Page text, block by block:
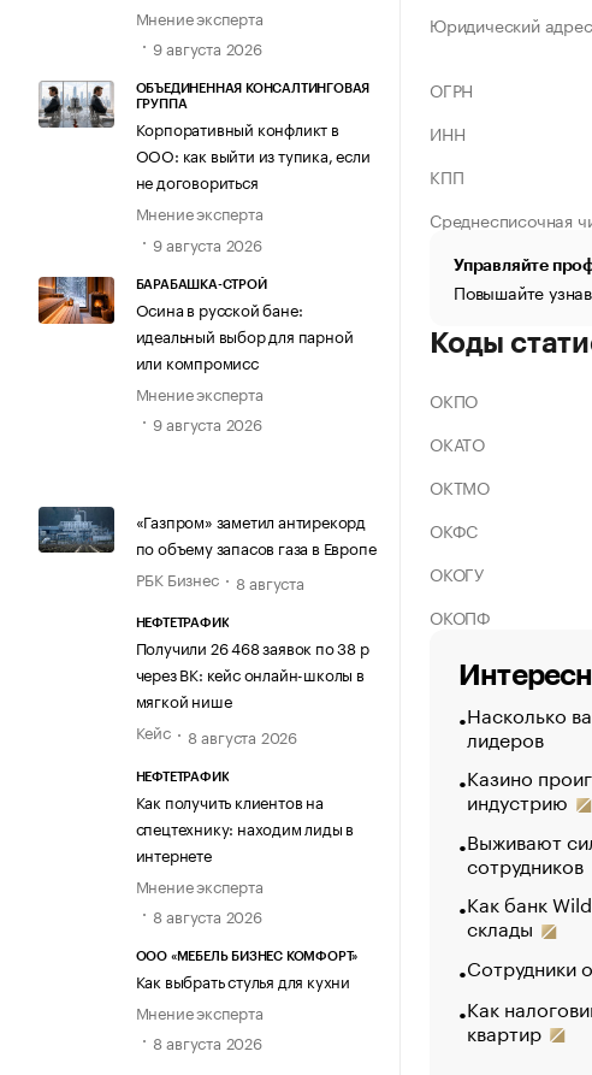
Мнение эксперта
9 августа 2026
ОБЪЕДИНЕННАЯ КОНСАЛТИНГОВАЯ
ГРУППА
Корпоративный конфликт в
ООО: как выйти из тупика, если
не договориться
Мнение эксперта
9 августа 2026
БАРАБАШКА-СТРОЙ
Осина в русской бане:
идеальный выбор для парной
или компромисс
Мнение эксперта
9 августа 2026
«Газпром» заметил антирекорд
по объему запасов газа в Европе
РБК Бизнес
8 августа
НЕФТЕТРАФИК
Получили 26 468 заявок по 38 р
через ВК: кейс онлайн-школы в
мягкой нише
Кейс
8 августа 2026
НЕФТЕТРАФИК
Как получить клиентов на
спецтехнику: находим лиды в
интернете
Мнение эксперта
8 августа 2026
ООО «МЕБЕЛЬ БИЗНЕС КОМФОРТ»
Как выбрать стулья для кухни
Мнение эксперта
8 августа 2026
Юридический адрес
ОГРН
ИНН
КПП
Среднесписочная
Управляйте
Повышайте
Коды
ОКПО
ОКАТО
ОКТМО
ОКФС
ОКОГУ
ОКОПФ
Насколько
лидеров
Казино
индустрию
Выживают
сотрудников
Как банк
склады
Сотрудники
Как
квартир